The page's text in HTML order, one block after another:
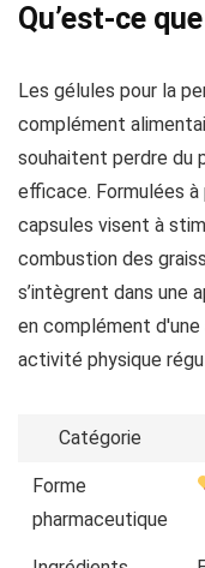
Qu’est-ce
Les gélules pour la
complément
souhaitent perdre du
efficace. Formulées
capsules visent à
combustion des
s’intègrent dans une
en complément
activité physique
Catégorie
Forme
pharmaceutique